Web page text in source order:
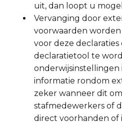
uit, dan loopt u
Vervanging door
voorwaarden
voor deze declaraties
declaratietool te
onderwijsinstellingen
informatie rondom
zeker wanneer dit
stafmedewerkers of
direct voorhanden of